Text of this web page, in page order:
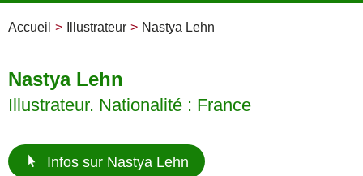
Accueil > Illustrateur > Nastya Lehn
Nastya Lehn
Illustrateur. Nationalité : France
Infos sur Nastya Lehn